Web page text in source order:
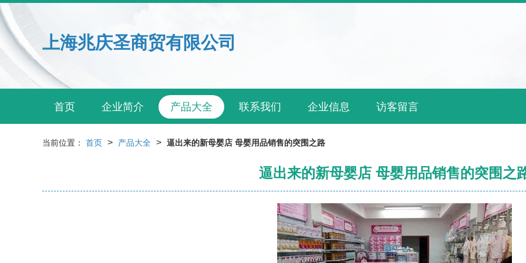
上海兆庆圣商贸有限公司
首页 企业简介 产品大全 联系我们 企业信息 访客留言
当前位置： 首页 > 产品大全 > 逼出来的新母婴店 母婴用品销售的突围之路
逼出来的新母婴店 母婴用品销售的突围之